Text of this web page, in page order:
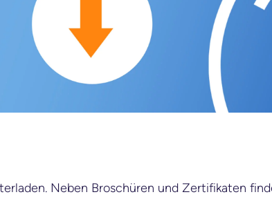
Neben Broschüren und Zertifikaten